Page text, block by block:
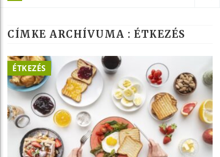
CÍMKE ARCHÍVUMA : ÉTKEZÉS
ÉTKEZÉS